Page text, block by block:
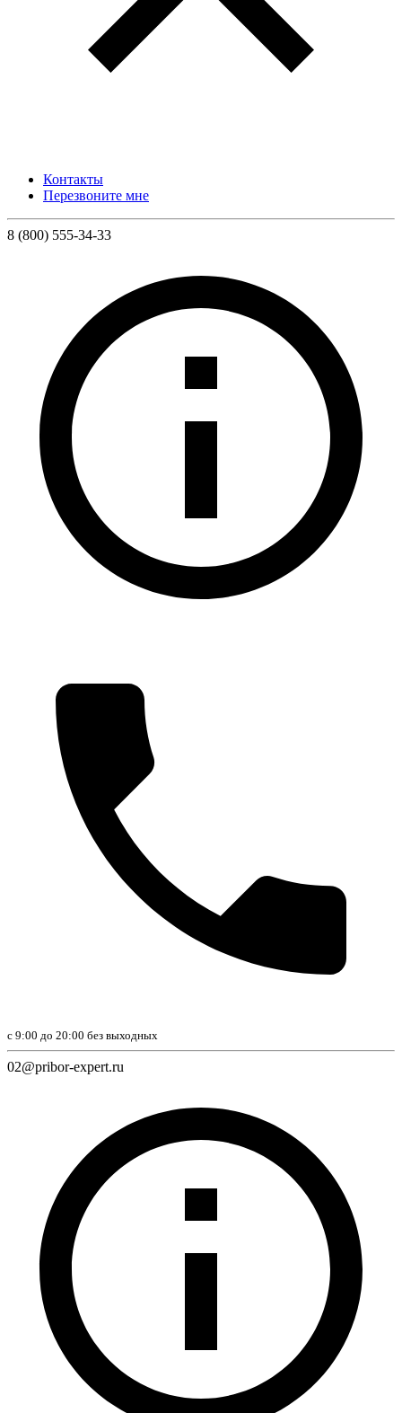
Контакты
Перезвоните мне
8 (800) 555-34-33
с 9:00 до 20:00 без вы­ход­ных
02@pribor-expert.ru